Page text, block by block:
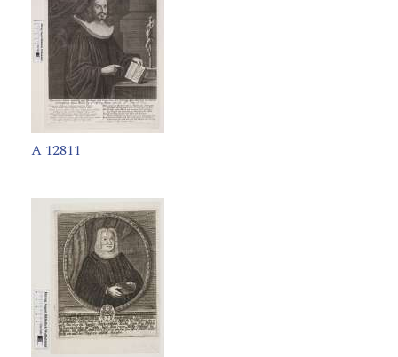
A 12811